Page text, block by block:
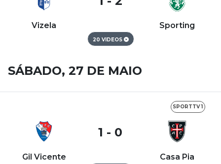
Vizela Sporting
20 VIDEOS
SÁBADO, 27 DE MAIO
SPORTTV 1
Gil Vicente
1 - 0
Casa Pia